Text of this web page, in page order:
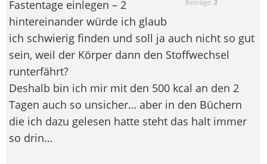
Beiträge: 2
Fastentage einlegen – 2
hintereinander würde ich glaub
ich schwierig finden und soll ja auch nicht so gut
sein, weil der Körper dann den Stoffwechsel
runterfährt?
Deshalb bin ich mir mit den 500 kcal an den 2
Tagen auch so unsicher… aber in den Büchern
die ich dazu gelesen hatte steht das halt immer
so drin…